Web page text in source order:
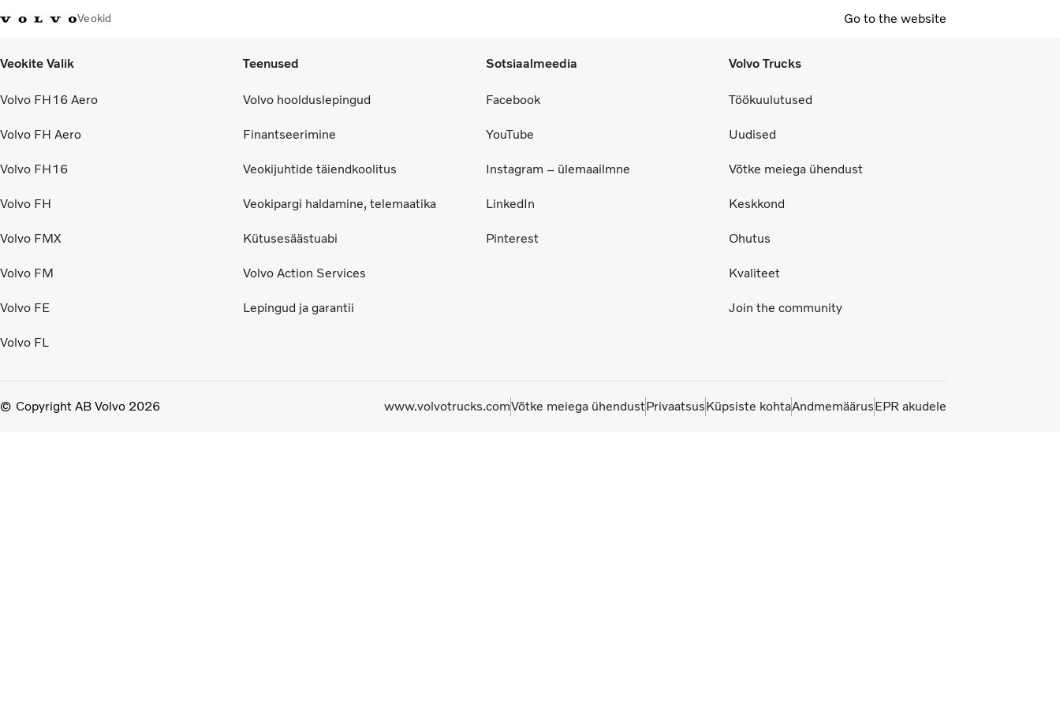
Veokid Go to the website
Veokite Valik
Volvo FH16 Aero
Volvo FH Aero
Volvo FH16
Volvo FH
Volvo FMX
Volvo FM
Volvo FE
Volvo FL
Teenused
Volvo hoolduslepingud
Finantseerimine
Veokijuhtide täiendkoolitus
Veokipargi haldamine, telemaatika
Kütusesäästuabi
Volvo Action Services
Lepingud ja garantii
Sotsiaalmeedia
Facebook
YouTube
Instagram – ülemaailmne
LinkedIn
Pinterest
Volvo Trucks
Töökuulutused
Uudised
Võtke meiega ühendust
Keskkond
Ohutus
Kvaliteet
Join the community
Copyright AB Volvo 2026 www.volvotrucks.comVõtke meiega ühendustPrivaatsusKüpsiste kohtaAndmemäärusEPR akudele